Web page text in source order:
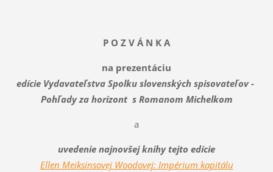
P O Z V Á N K A
na prezentáciu
edície Vydavateľstva Spolku slovenských spisovateľov -
Pohľady za horizont s Romanom Michelkom
a
uvedenie najnovšej knihy tejto edície
Ellen Meiksinsovej Woodovej: Impérium kapitálu